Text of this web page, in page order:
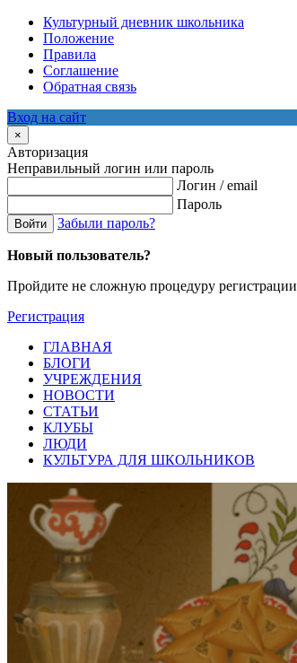
Культурный дневник школьника
Положение
Правила
Соглашение
Обратная связь
Вход на сайт
×
Авторизация
Неправильный логин или пароль
Логин / email
Пароль
Войти Забыли пароль?
Новый пользователь?
Пройдите не сложную процедуру регистрации
Регистрация
ГЛАВНАЯ
БЛОГИ
УЧРЕЖДЕНИЯ
НОВОСТИ
СТАТЬИ
КЛУБЫ
ЛЮДИ
КУЛЬТУРА ДЛЯ ШКОЛЬНИКОВ